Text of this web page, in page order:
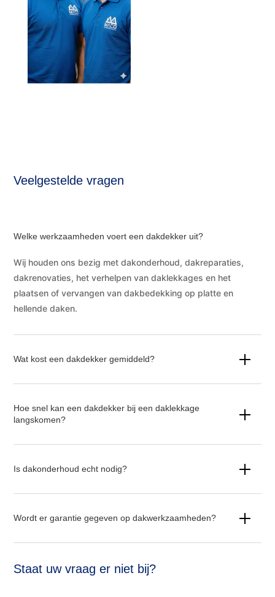
Veelgestelde vragen
Welke werkzaamheden voert een dakdekker uit?
Wij houden ons bezig met dakonderhoud, dakreparaties,
dakrenovaties, het verhelpen van daklekkages en het
plaatsen of vervangen van dakbedekking op platte en
hellende daken.
Wat kost een dakdekker gemiddeld?
Hoe snel kan een dakdekker bij een daklekkage
langskomen?
Is dakonderhoud echt nodig?
Wordt er garantie gegeven op dakwerkzaamheden?
Staat uw vraag er niet bij?